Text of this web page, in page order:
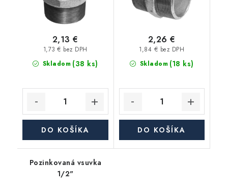
Skladom (38 ks)
1,73 € bez DPH
2,13 €
DO KOŠÍKA
Skladom (18 ks)
1,84 € bez DPH
2,26 €
DO KOŠÍKA
Pozinkovaná vsuvka
1/2"